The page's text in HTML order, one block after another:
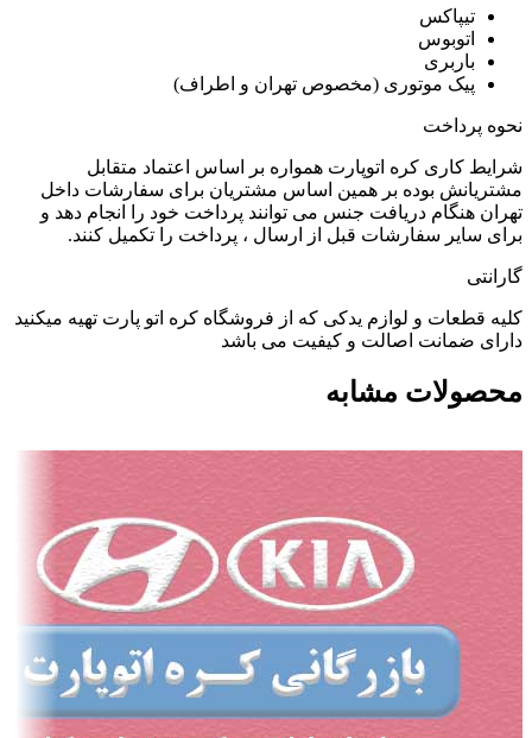
تیپاکس
اتوبوس
باربری
پیک موتوری (مخصوص تهران و اطراف)
نحوه پرداخت
شرایط کاری کره اتوپارت همواره بر اساس اعتماد متقابل
مشتریانش بوده بر همین اساس مشتریان برای سفارشات داخل
تهران هنگام دریافت جنس می توانند پرداخت خود را انجام دهد و
برای سایر سفارشات قبل از ارسال ، پرداخت را تکمیل کنند.
گارانتی
کلیه قطعات و لوازم یدکی که از فروشگاه کره اتو پارت تهیه میکنید
دارای ضمانت اصالت و کیفیت می باشد
محصولات مشابه